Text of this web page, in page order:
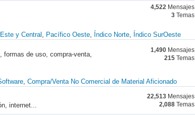
4,522 Mensajes
3 Temas
y Central Pacífico Oeste Índico Norte Índico SurOeste
de uso, compra-venta,
1,490 Mensajes
215 Temas
Compra/Venta No Comercial de Material Aficionado
internet...
22,513 Mensajes
2,088 Temas